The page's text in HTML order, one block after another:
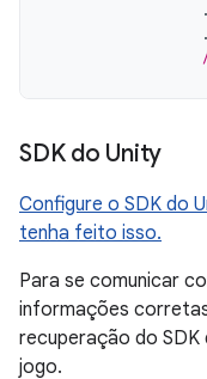
.
.
SDK do Unity
Configure o SDK do
tenha feito isso.
Para se comunicar
informações
recuperação do SDK
jogo.